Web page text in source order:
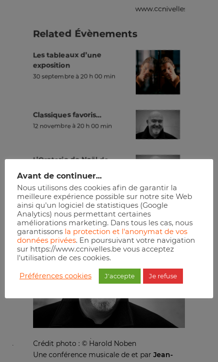
www.ccnivelles.be
Related Évènements
Les tableaux d’une
exposition
30 septembre à 20 h 00 min
Classiques favoris…
12 novembre à 20 h 00 min
L’Oratorio de Noël de
10 décembre à 20 h 00 min
Réserver
Crédit photo : © Harold Noben
Une conférence musicale de et par Jean-
Avant de continuer...
Nous utilisons des cookies afin de garantir la
meilleure expérience possible sur notre site Web
ainsi qu'un logiciel de statistiques (Google
Analytics) nous permettant certaines
améliorations marketing. Dans tous les cas, nous
garantissons la protection et l'anonymat de vos
données privées. En poursuivant votre navigation
sur https://www.ccnivelles.be vous acceptez
l'utilisation de ces cookies.
Préférences cookies J'accepte Je refuse